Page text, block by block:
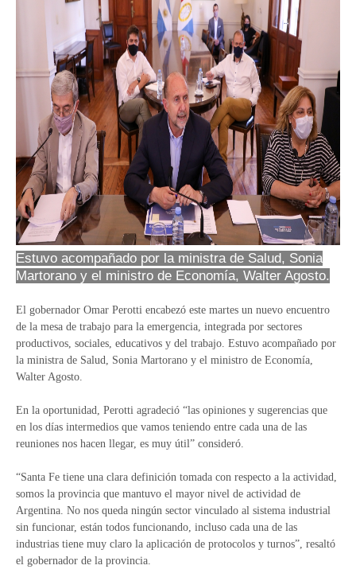
Estuvo acompañado por la ministra de Salud, Sonia
Martorano y el ministro de Economía, Walter Agosto.
El gobernador Omar Perotti encabezó este martes un nuevo encuentro
de la mesa de trabajo para la emergencia, integrada por sectores
productivos, sociales, educativos y del trabajo. Estuvo acompañado por
la ministra de Salud, Sonia Martorano y el ministro de Economía,
Walter Agosto.
En la oportunidad, Perotti agradeció “las opiniones y sugerencias que
en los días intermedios que vamos teniendo entre cada una de las
reuniones nos hacen llegar, es muy útil” consideró.
“Santa Fe tiene una clara definición tomada con respecto a la actividad,
somos la provincia que mantuvo el mayor nivel de actividad de
Argentina. No nos queda ningún sector vinculado al sistema industrial
sin funcionar, están todos funcionando, incluso cada una de las
industrias tiene muy claro la aplicación de protocolos y turnos”, resaltó
el gobernador de la provincia.